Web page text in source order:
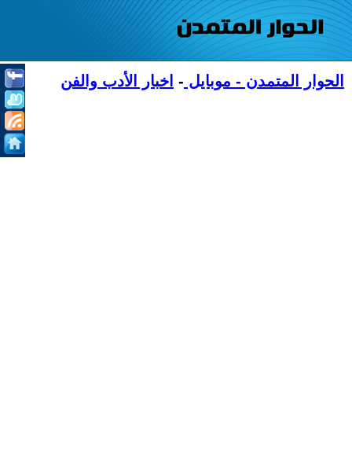
الحوار المتمدن - موبايل - اخبار الأدب والفن